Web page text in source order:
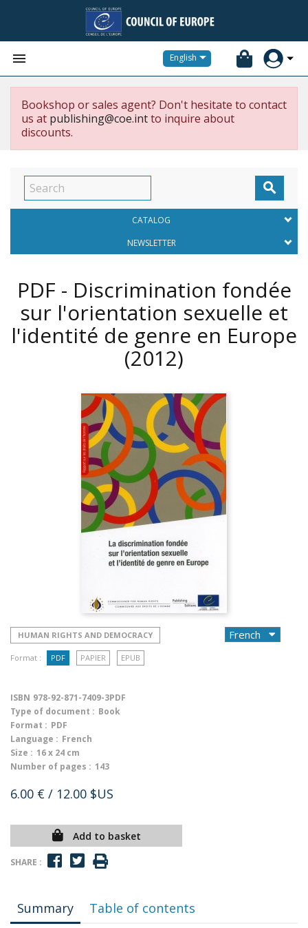
 English
Bookshop or sales agent? Don't hesitate to contact
us at publishing@coe.intto inquire about
discounts.

CATALOG
NEWSLETTER
PDF - Discrimination fondée
sur l'orientation sexuelle et
l'identité de genre en Europe
(2012)
HUMAN RIGHTS AND DEMOCRACY
Format : PDF PAPIER EPUB
ISBN 978-92-871-7409-3PDF
Type of document : Book
Format : PDF
Language : French
Size : 16 x 24 cm
Number of pages : 143
6.00 € / 12.00 $US
Add to basket
SHARE :
Summary Table of contents